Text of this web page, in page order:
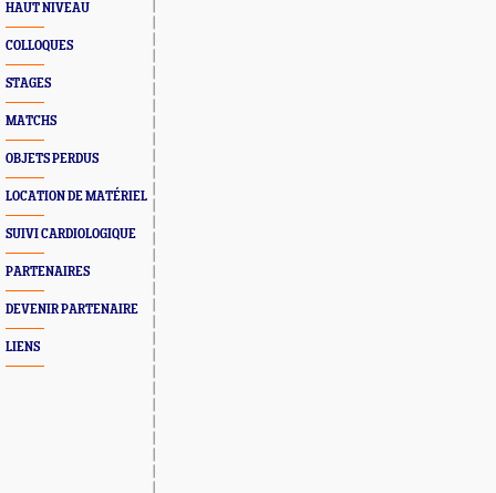
HAUT NIVEAU
COLLOQUES
STAGES
MATCHS
OBJETS PERDUS
LOCATION DE MATÉRIEL
SUIVI CARDIOLOGIQUE
PARTENAIRES
DEVENIR PARTENAIRE
LIENS